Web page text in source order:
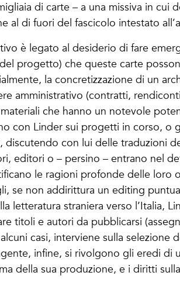
di carte – a una missiva in cui
al di fuori del fascicolo intestato
è legato al desiderio di fare
progetto) che queste carte
la concretizzazione di un
amministrativo (contratti,
che hanno un notevole
con Linder sui progetti in corso, o
discutendo con lui delle traduzioni
editori o – persino – entrano nel
le ragioni profonde delle loro
se non addirittura un editing
letteratura straniera verso l’Italia,
titoli e autori da pubblicarsi
casi, interviene sulla
infine, si rivolgono gli eredi di
della sua produzione, e i diritti